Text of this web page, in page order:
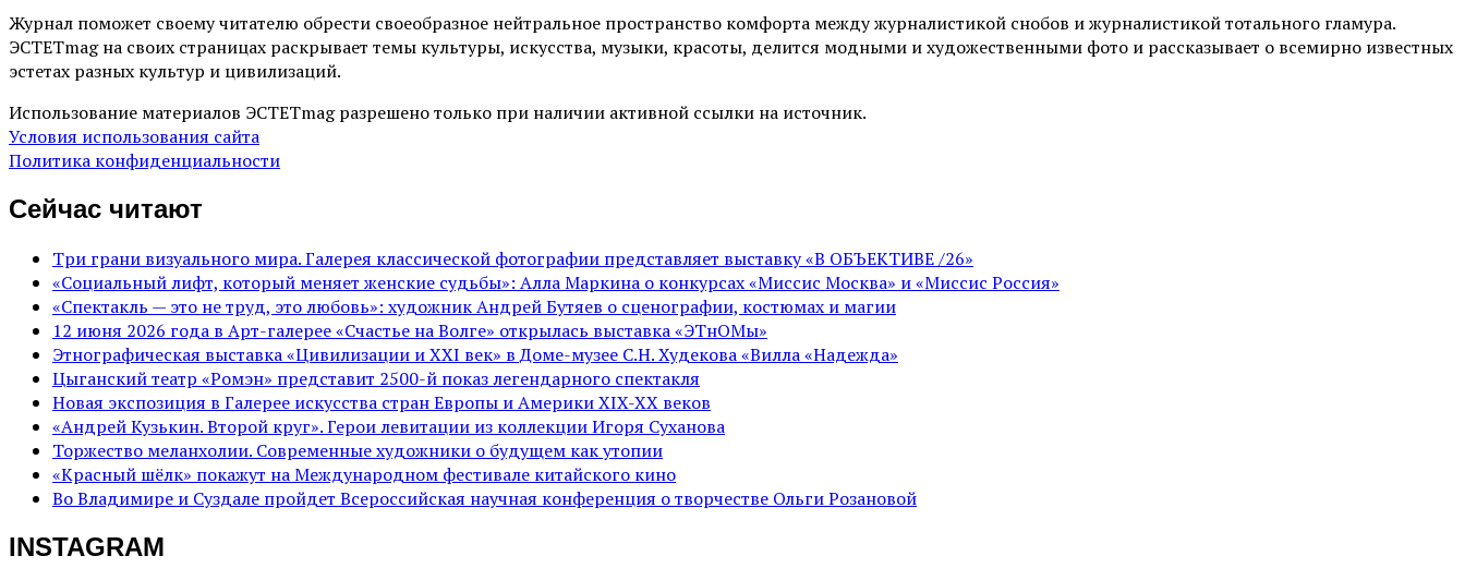
Журнал поможет своему читателю обрести своеобразное нейтральное пространство комфорта между журналистикой снобов и журналистикой тотального гламура.
ЭСТЕТmag на своих страницах раскрывает темы культуры, искусства, музыки, красоты, делится модными и художественными фото и рассказывает о всемирно известных
эстетах разных культур и цивилизаций.
Использование материалов ЭСТЕТmag разрешено только при наличии активной ссылки на источник.
Условия использования сайта
Политика конфиденциальности
Сейчас читают
Три грани визуального мира. Галерея классической фотографии представляет выставку «В ОБЪЕКТИВЕ /26»
«Социальный лифт, который меняет женские судьбы»: Алла Маркина о конкурсах «Миссис Москва» и «Миссис Россия»
«Спектакль — это не труд, это любовь»: художник Андрей Бутяев о сценографии, костюмах и магии
12 июня 2026 года в Арт-галерее «Счастье на Волге» открылась выставка «ЭТнОМы»
Этнографическая выставка «Цивилизации и ХХI век» в Доме-музее С.Н. Худекова «Вилла «Надежда»
Цыганский театр «Ромэн» представит 2500-й показ легендарного спектакля
Новая экспозиция в Галерее искусства стран Европы и Америки XIX-XX веков
«Андрей Кузькин. Второй круг». Герои левитации из коллекции Игоря Суханова
Торжество меланхолии. Современные художники о будущем как утопии
«Красный шёлк» покажут на Международном фестивале китайского кино
Во Владимире и Суздале пройдет Всероссийская научная конференция о творчестве Ольги Розановой
INSTAGRAM